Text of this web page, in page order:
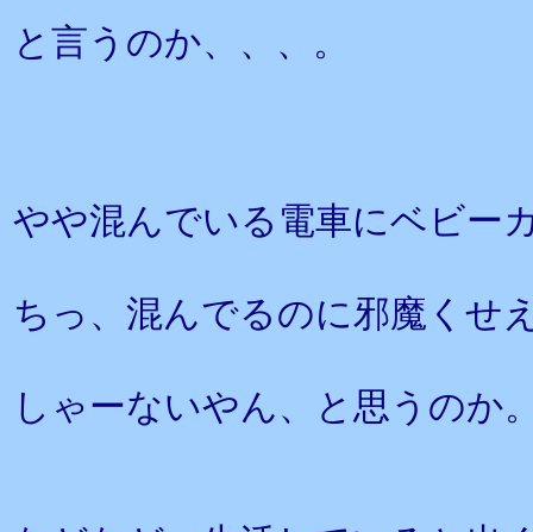
と言うのか、、、。
やや混んでいる電車にベビー
ちっ、混んでるのに邪魔くせ
しゃーないやん、と思うのか